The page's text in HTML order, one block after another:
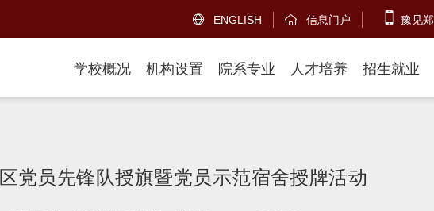
 ENGLISH  信息门户 豫见
学校概况 机构设置 院系专业 人才培养 招生就业
党员先锋队授旗暨党员示范宿舍授牌活动